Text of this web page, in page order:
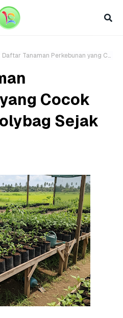
Daftar Tanaman Perkebunan yang Cocok Ditanam di Polybag Sejak Bibit
Cocok
Sejak